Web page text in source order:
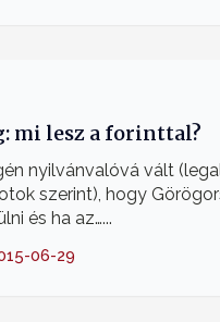
mi lesz a forinttal?
nyilvánvalóvá vált
szerint), hogy
és ha az…...
06-29